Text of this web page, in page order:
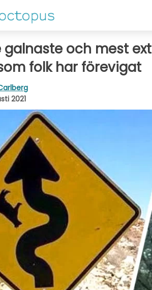
galnaste och mest
folk har förevigat
2021